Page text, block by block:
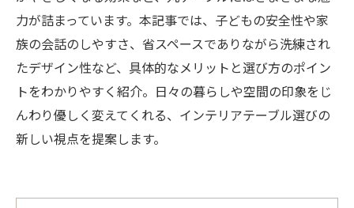
力が詰まっています。本記事では、子どもの安全性や家
族の会話のしやすさ、省スペースでありながら洗練され
たデザイン性など、具体的なメリットと選び方のポイン
トをわかりやすく紹介。日々の暮らしや空間の印象をじ
んわり優しく変えてくれる、インテリアテーブル選びの
新しい視点を提案します。